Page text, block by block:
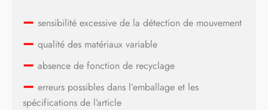
– sensibilité excessive de la détection de mouvement
– qualité des matériaux variable
– absence de fonction de recyclage
– erreurs possibles dans l’emballage et les
spécifications de l’article